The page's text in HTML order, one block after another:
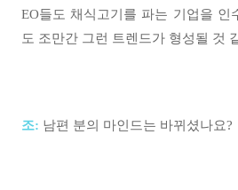
EO들도 채식고기를 파는 기업을 인
도 조만간 그런 트렌드가 형성될 것
조: 남편 분의 마인드는 바뀌셨나요?